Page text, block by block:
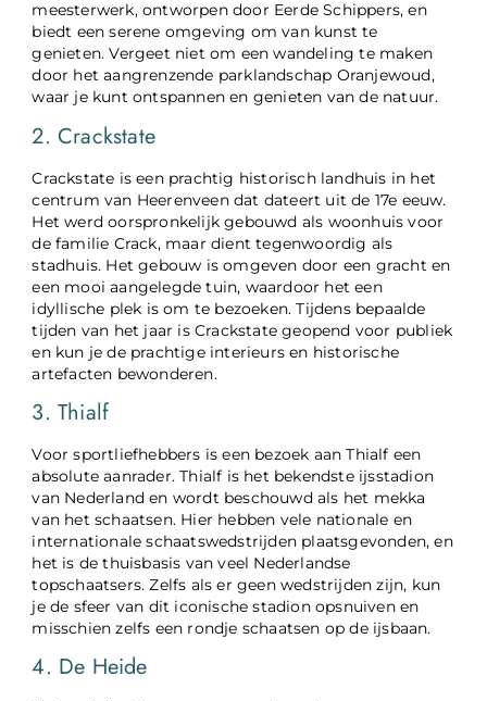
meesterwerk, ontworpen door Eerde Schippers, en
biedt een serene omgeving om van kunst te
genieten. Vergeet niet om een wandeling te maken
door het aangrenzende parklandschap Oranjewoud,
waar je kunt ontspannen en genieten van de natuur.
2. Crackstate
Crackstate is een prachtig historisch landhuis in het
centrum van Heerenveen dat dateert uit de 17e eeuw.
Het werd oorspronkelijk gebouwd als woonhuis voor
de familie Crack, maar dient tegenwoordig als
stadhuis. Het gebouw is omgeven door een gracht en
een mooi aangelegde tuin, waardoor het een
idyllische plek is om te bezoeken. Tijdens bepaalde
tijden van het jaar is Crackstate geopend voor publiek
en kun je de prachtige interieurs en historische
artefacten bewonderen.
3. Thialf
Voor sportliefhebbers is een bezoek aan Thialf een
absolute aanrader. Thialf is het bekendste ijsstadion
van Nederland en wordt beschouwd als het mekka
van het schaatsen. Hier hebben vele nationale en
internationale schaatswedstrijden plaatsgevonden, en
het is de thuisbasis van veel Nederlandse
topschaatsers. Zelfs als er geen wedstrijden zijn, kun
je de sfeer van dit iconische stadion opsnuiven en
misschien zelfs een rondje schaatsen op de ijsbaan.
4. De Heide